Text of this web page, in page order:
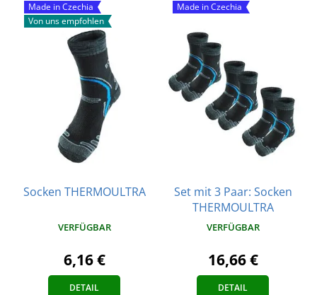
Made in Czechia
Von uns empfohlen
Socken THERMOULTRA
VERFÜGBAR
6,16 €
DETAIL
Made in Czechia
Set mit 3 Paar: Socken
THERMOULTRA
VERFÜGBAR
16,66 €
DETAIL